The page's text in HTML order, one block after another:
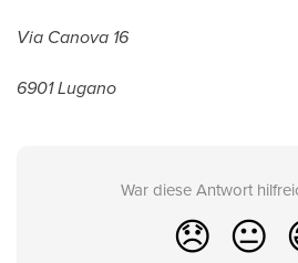
Via Canova 16
6901 Lugano
War diese Antwort
😞 😐